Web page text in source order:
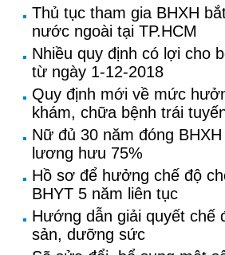
Thủ tục tham gia BHXH
nước ngoài tại TP.HCM
Nhiều quy định có lợi cho
từ ngày 1-12-2018
Quy định mới về mức
khám, chữa bệnh trái
Nữ đủ 30 năm đóng
lương hưu 75%
Hồ sơ để hưởng chế độ
BHYT 5 năm liên tục
Hướng dẫn giải quyết chế
sản, dưỡng sức